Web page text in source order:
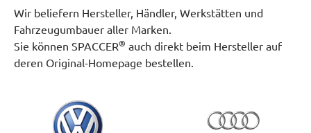
Wir beliefern Hersteller, Händler, Werkstätten und
Fahrzeugumbauer aller Marken.
Sie können SPACCER® auch direkt beim Hersteller auf
deren Original-Homepage bestellen.